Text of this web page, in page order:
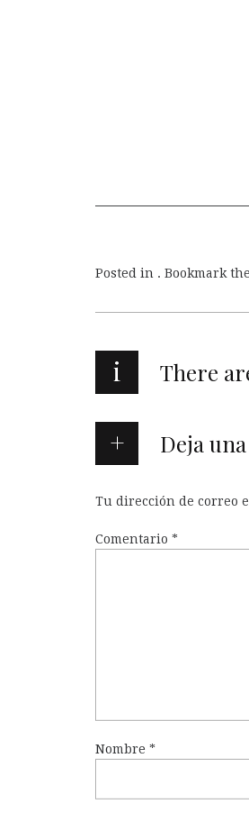
Posted in . Bookmark the
i There
Deja
Tu dirección de correo
Comentario *
Nombre *